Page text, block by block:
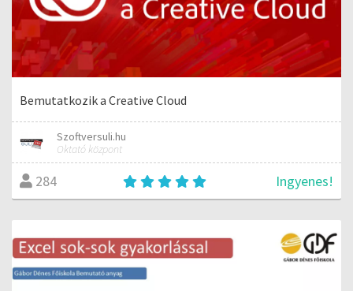
Bemutatkozik a Creative Cloud
Szoftversuli.hu
Oktató központ
284 Ingyenes!